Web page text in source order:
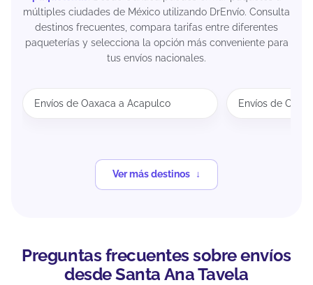
múltiples ciudades de México utilizando DrEnvío. Consulta
destinos frecuentes, compara tarifas entre diferentes
paqueterías y selecciona la opción más conveniente para
tus envíos nacionales.
Envíos de Oaxaca a Acapulco Envíos de
Ver más destinos
Preguntas frecuentes sobre envíos
desde Santa Ana Tavela